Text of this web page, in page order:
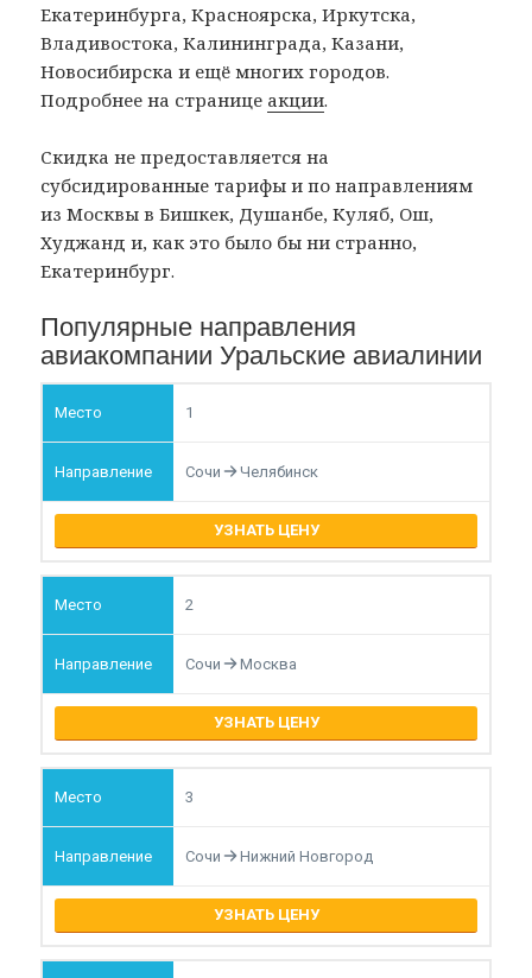
Екатеринбурга, Красноярска, Иркутска,
Владивостока, Калининграда, Казани,
Новосибирска и ещё многих городов.
Подробнее на странице акции.
Скидка не предоставляется на
субсидированные тарифы и по направлениям
из Москвы в Бишкек, Душанбе, Куляб, Ош,
Худжанд и, как это было бы ни странно,
Екатеринбург.
Популярные направления
авиакомпании Уральские авиалинии
1
Сочи Челябинск
УЗНАТЬ ЦЕНУ
2
Сочи Москва
УЗНАТЬ ЦЕНУ
3
Сочи Нижний Новгород
УЗНАТЬ ЦЕНУ